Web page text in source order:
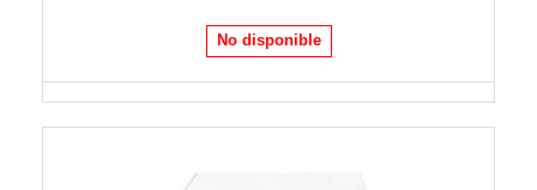
No disponible